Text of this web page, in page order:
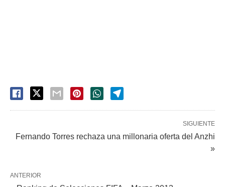
SIGUIENTE
Fernando Torres rechaza una millonaria oferta del Anzhi
»
ANTERIOR